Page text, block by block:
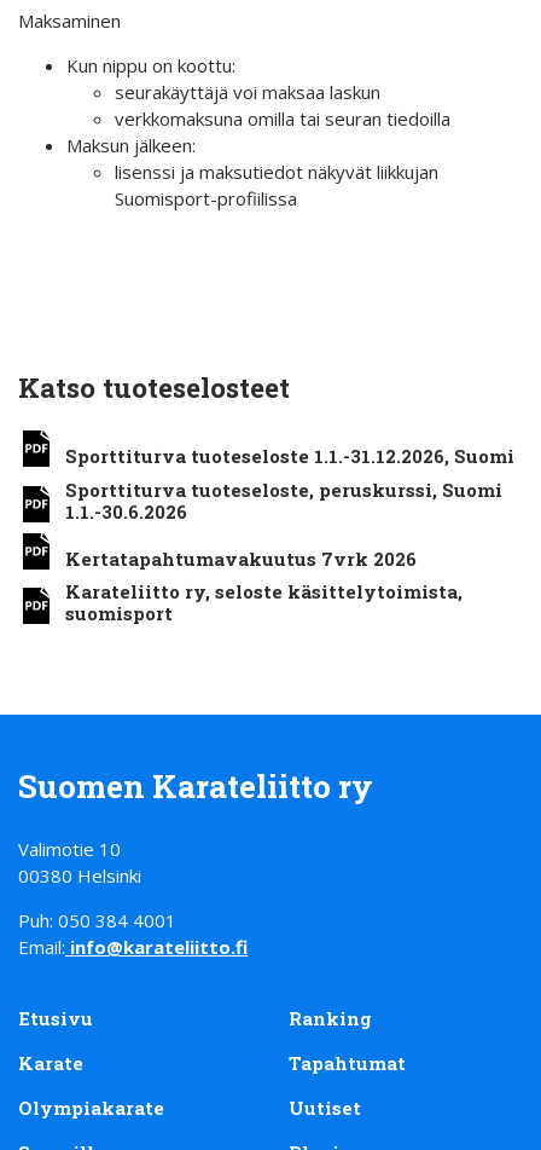
Maksaminen
Kun nippu on koottu:
seurakäyttäjä voi maksaa laskun
verkkomaksuna omilla tai seuran tiedoilla
Maksun jälkeen:
lisenssi ja maksutiedot näkyvät liikkujan
Suomisport-profiilissa
Katso tuoteselosteet
Sporttiturva tuoteseloste 1.1.-31.12.2026, Suomi
Sporttiturva tuoteseloste, peruskurssi, Suomi
1.1.-30.6.2026
Kertatapahtumavakuutus 7vrk 2026
Karateliitto ry, seloste käsittelytoimista,
suomisport
Suomen Karateliitto ry
Valimotie 10
00380 Helsinki
Puh: 050 384 4001
Email: info@karateliitto.fi
Etusivu
Karate
Olympiakarate
Ranking
Tapahtumat
Uutiset